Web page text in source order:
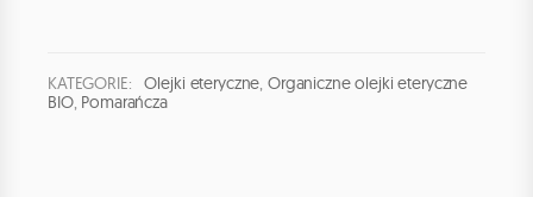
KATEGORIE: Olejki eteryczne, Organiczne olejki eteryczne
BIO, Pomarańcza